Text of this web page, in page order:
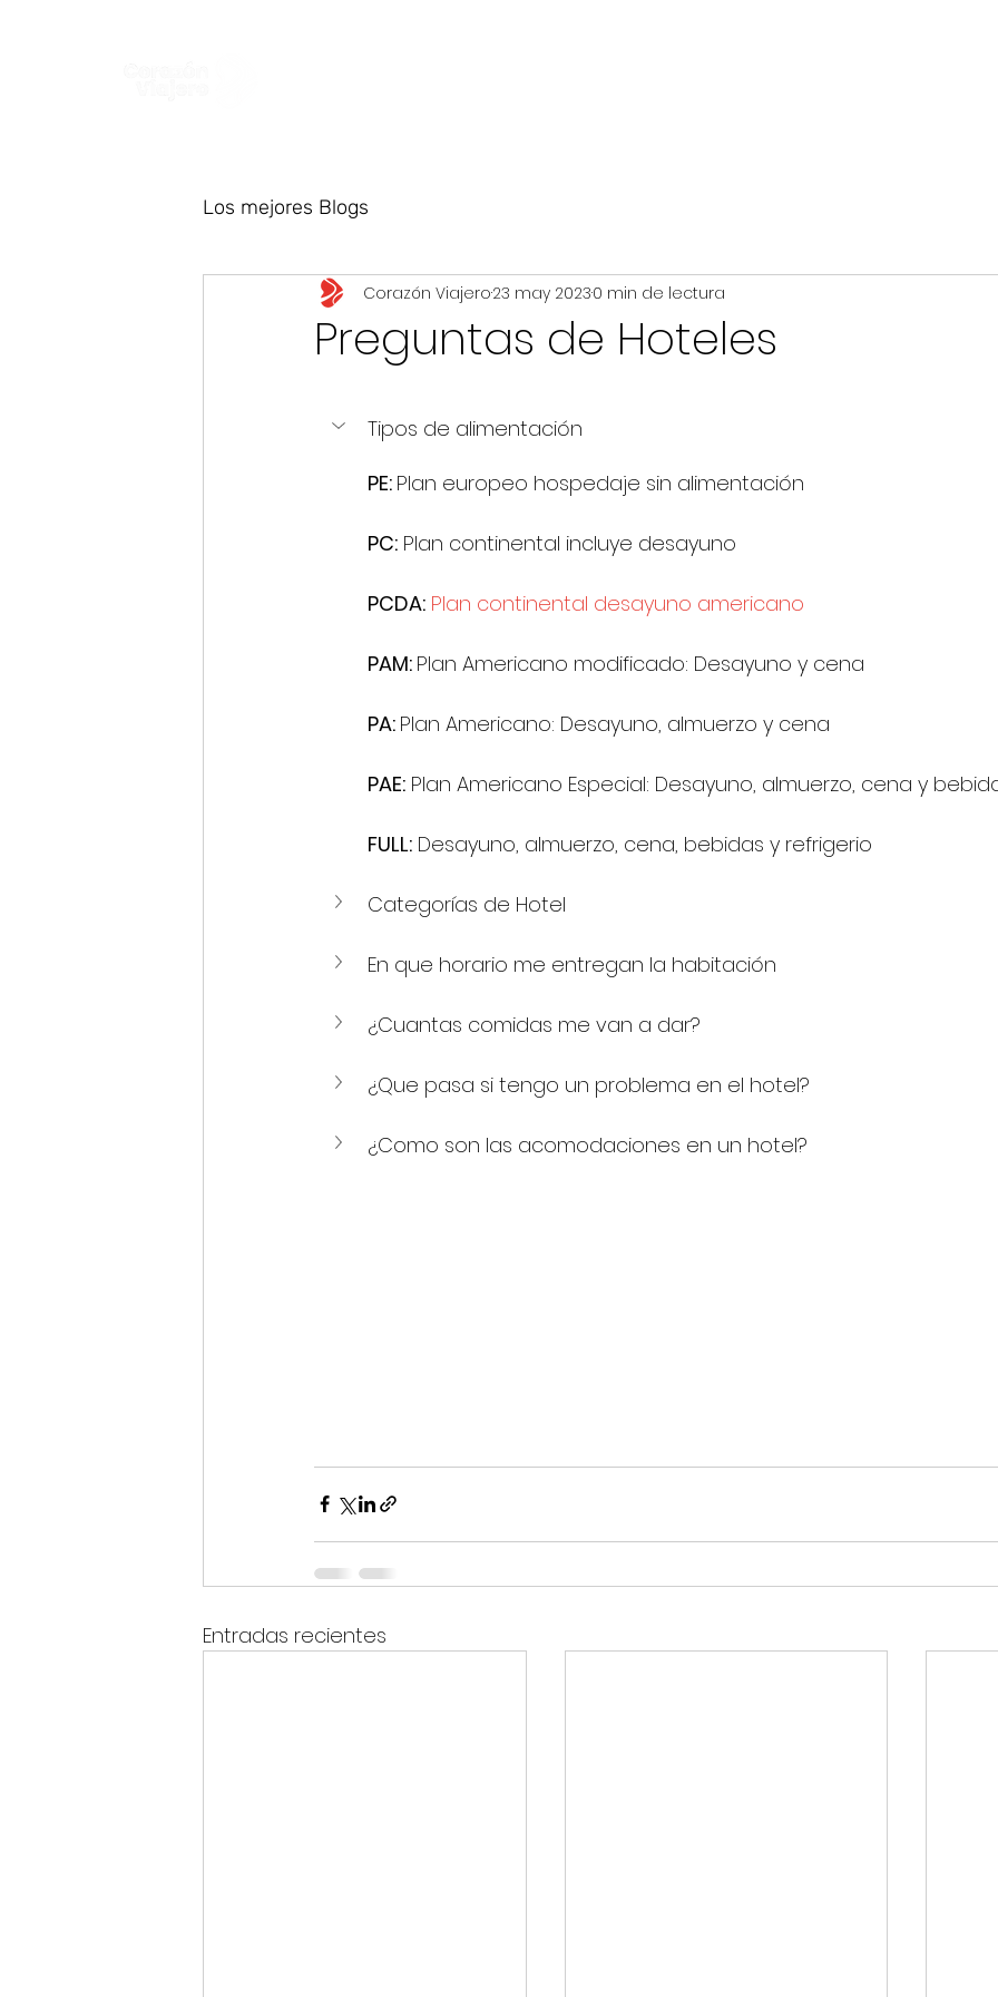
Los mejores Blogs
Preguntas de Hoteles
Corazón Viajero23 may 20230 min de lectura
Tipos de alimentación
PE: Plan europeo hospedaje sin alimentación
PC: Plan continental incluye desayuno
PCDA: Plan continental desayuno americano
PAM: Plan Americano modificado: Desayuno y cena
PA: Plan Americano: Desayuno, almuerzo y cena
PAE: Plan Americano Especial: Desayuno, almuerzo, cena y
FULL: Desayuno, almuerzo, cena, bebidas y refrigerio
Categorías de Hotel
En que horario me entregan la habitación
¿Cuantas comidas me van a dar?
¿Que pasa si tengo un problema en el hotel?
¿Como son las acomodaciones en un hotel?
Entradas recientes